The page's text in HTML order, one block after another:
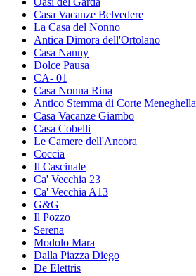
Casa Vacanze Belvedere
La Casa del Nonno
Antica Dimora dell'Ortolano
Casa Nanny
Dolce Pausa
CA- 01
Casa Nonna Rina
Antico Stemma di Corte Meneghella
Casa Vacanze Giambo
Casa Cobelli
Le Camere dell'Ancora
Coccia
Il Cascinale
Ca' Vecchia 23
Ca' Vecchia A13
G&G
Il Pozzo
Serena
Modolo Mara
Dalla Piazza Diego
De Elettris